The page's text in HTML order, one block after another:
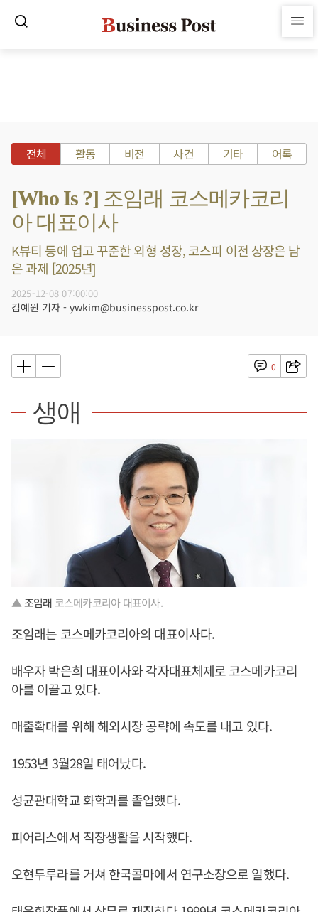
전체 활동 비전 사건 기타 어록
[Who Is ?] 조임래 코스메카코리
아 대표이사
K뷰티 등에 업고 꾸준한 외형 성장, 코스피 이전 상장은 남
은 과제 [2025년]
2025-12-08 07:00:00
김예원 기자 - ywkim@businesspost.co.kr
0
생애
▲조임래 코스메카코리아 대표이사.
조임래는 코스메카코리아의 대표이사다.
배우자 박은희 대표이사와 각자대표체제로 코스메카코리
아를 이끌고 있다.
매출확대를 위해 해외시장 공략에 속도를 내고 있다.
1953년 3월28일 태어났다.
성균관대학교 화학과를 졸업했다.
피어리스에서 직장생활을 시작했다.
오현두루라를 거쳐 한국콜마에서 연구소장으로 일했다.